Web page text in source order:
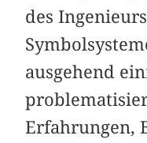
des
ausgehend
Erfahrungen,